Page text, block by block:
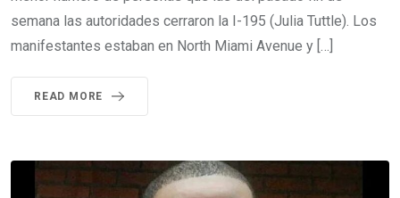
semana las autoridades cerraron la I-195 (Julia Tuttle). Los
manifestantes estaban en North Miami Avenue y […]
READ MORE